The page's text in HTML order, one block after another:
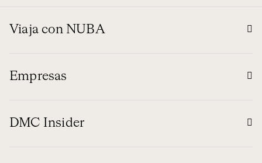
Viaja con NUBA
Empresas
DMC Insider